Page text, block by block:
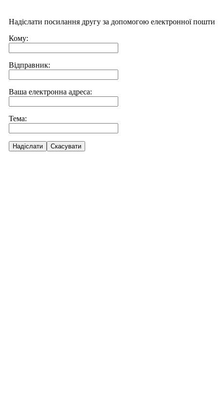
Надіслати посилання другу за допомогою електронної пошти
Кому:
Відправник:
Ваша електронна адреса:
Тема:
Надіслати Скасувати